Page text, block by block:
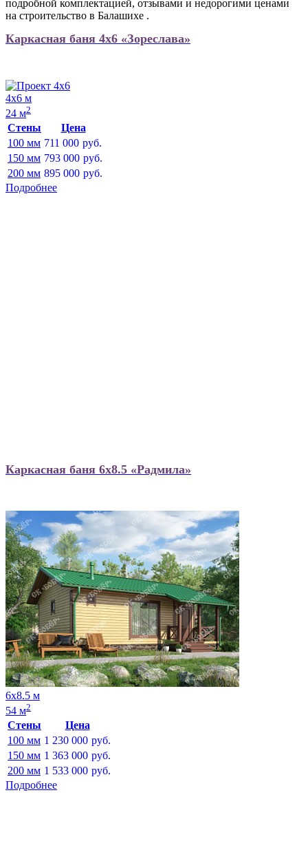
подробной комплектацией, отзывами и недорогими ценами
на строительство в Балашихе .
Каркасная баня 4х6 «Зореслава»
4х6 м
24 м2
Стены
Цена
100 мм 711 000 руб.
150 мм 793 000 руб.
200 мм 895 000 руб.
Подробнее
Каркасная баня 6х8.5 «Радмила»
6х8.5 м
54 м2
Стены
Цена
100 мм 1 230 000 руб.
150 мм 1 363 000 руб.
200 мм 1 533 000 руб.
Подробнее